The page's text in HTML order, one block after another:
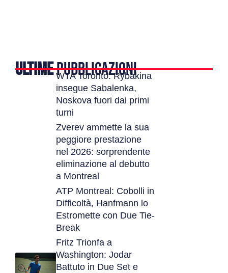
ULTIMEPUBBLICAZIONI
WTA Toronto: Rybakina
insegue Sabalenka,
Noskova fuori dai primi
turni
Zverev ammette la sua
peggiore prestazione
nel 2026: sorprendente
eliminazione al debutto
a Montreal
ATP Montreal: Cobolli in
Difficoltà, Hanfmann lo
Estromette con Due Tie-
Break
Fritz Trionfa a
Washington: Jodar
Battuto in Due Set e